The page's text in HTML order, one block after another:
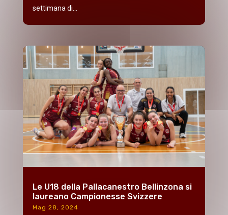
settimana di...
Le U18 della Pallacanestro Bellinzona si
laureano Campionesse Svizzere
Mag 28, 2024